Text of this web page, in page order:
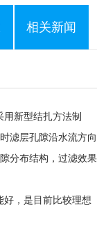
相关新闻
新型结扎方法制
滤层孔隙沿水流方向
分布结构，过滤效果
，是目前比较理想